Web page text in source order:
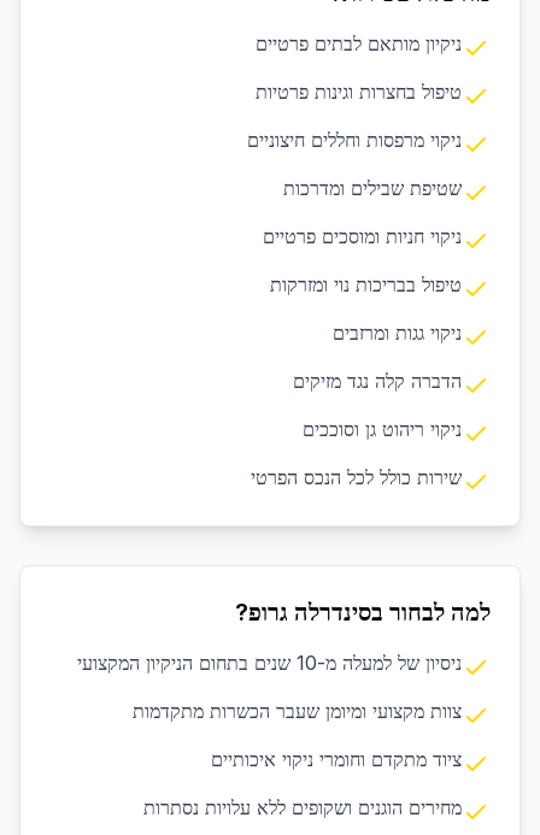
ניקיון מותאם לבתים פרטיים
טיפול בחצרות וגינות פרטיות
ניקוי מרפסות וחללים חיצוניים
שטיפת שבילים ומדרכות
ניקוי חניות ומוסכים פרטיים
טיפול בבריכות נוי ומזרקות
ניקוי גגות ומרזבים
הדברה קלה נגד מזיקים
ניקוי ריהוט גן וסוככים
שירות כולל לכל הנכס הפרטי
למה לבחור בסינדרלה גרופ?
ניסיון של למעלה מ-10 שנים בתחום הניקיון המקצועי
צוות מקצועי ומיומן שעבר הכשרות מתקדמות
ציוד מתקדם וחומרי ניקוי איכותיים
מחירים הוגנים ושקופים ללא עלויות נסתרות